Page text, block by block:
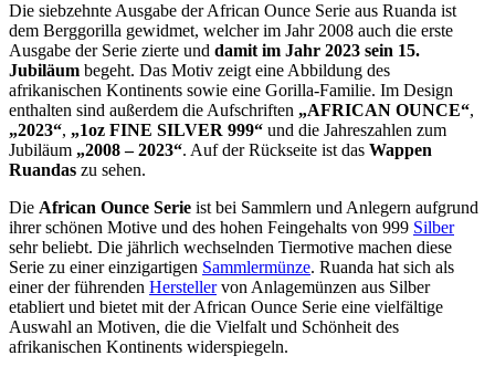
Die siebzehnte Ausgabe der African Ounce Serie aus Ruanda ist
dem Berggorilla gewidmet, welcher im Jahr 2008 auch die erste
Ausgabe der Serie zierte und damit im Jahr 2023 sein 15.
Jubiläum begeht. Das Motiv zeigt eine Abbildung des
afrikanischen Kontinents sowie eine Gorilla-Familie. Im Design
enthalten sind außerdem die Aufschriften „AFRICAN OUNCE“,
„2023“, „1oz FINE SILVER 999“ und die Jahreszahlen zum
Jubiläum „2008 – 2023“. Auf der Rückseite ist das Wappen
Ruandas zu sehen.
Die African Ounce Serie ist bei Sammlern und Anlegern aufgrund
ihrer schönen Motive und des hohen Feingehalts von 999 Silber
sehr beliebt. Die jährlich wechselnden Tiermotive machen diese
Serie zu einer einzigartigen Sammlermünze. Ruanda hat sich als
einer der führenden Herstellervon Anlagemünzen aus Silber
etabliert und bietet mit der African Ounce Serie eine vielfältige
Auswahl an Motiven, die die Vielfalt und Schönheit des
afrikanischen Kontinents widerspiegeln.